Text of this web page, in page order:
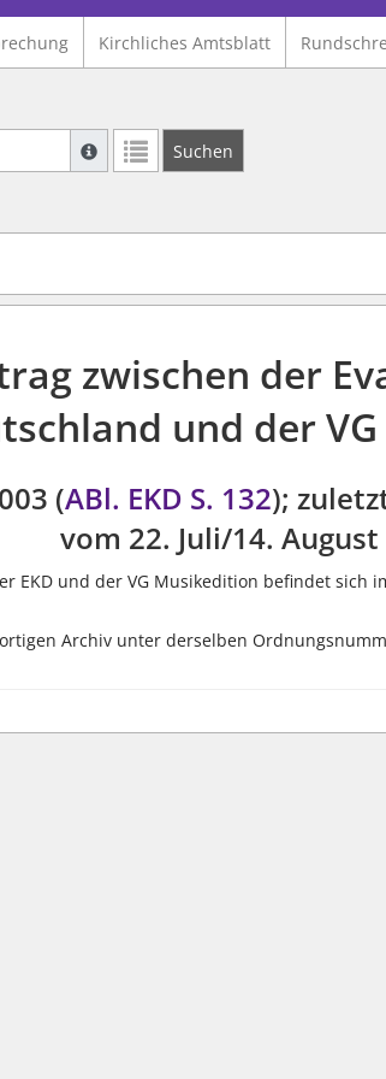
Kirchliches Amtsblatt
Suche mit Platzhalter "*", Bsp.
Weitere Suchoperatoren finden Sie in
Suchen
zwischen der
und der
(ABl. EKD S. 132);
vom 22. Juli/14. August
EKD und der VG Musikedition befindet sich
Archiv unter derselben